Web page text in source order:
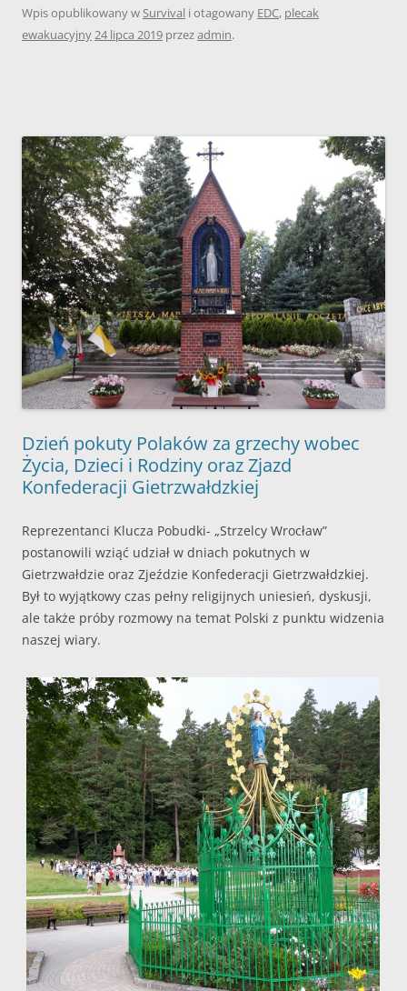
Wpis opublikowany wSurvival i otagowany EDC, plecak
ewakuacyjny24 lipca 2019 przezadmin.
Dzień pokuty Polaków za grzechy wobec
Życia, Dzieci i Rodziny oraz Zjazd
Konfederacji Gietrzwałdzkiej
Reprezentanci Klucza Pobudki- „Strzelcy Wrocław”
postanowili wziąć udział w dniach pokutnych w
Gietrzwałdzie oraz Zjeździe Konfederacji Gietrzwałdzkiej.
Był to wyjątkowy czas pełny religijnych uniesień, dyskusji,
ale także próby rozmowy na temat Polski z punktu widzenia
naszej wiary.